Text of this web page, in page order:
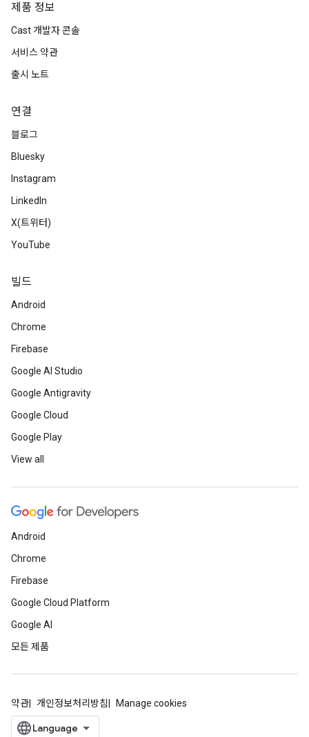
제품 정보
Cast 개발자 콘솔
서비스 약관
출시 노트
연결
블로그
Bluesky
Instagram
LinkedIn
X(트위터)
YouTube
빌드
Android
Chrome
Firebase
Google AI Studio
Google Antigravity
Google Cloud
Google Play
View all
Android
Chrome
Firebase
Google Cloud Platform
Google AI
모든 제품
약관 개인정보처리방침 Manage cookies